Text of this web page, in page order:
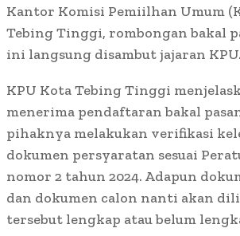
Kantor Komisi Pemiilhan Umum
Tebing Tinggi, rombongan bakal
ini langsung disambut jajaran KPU.
KPU Kota Tebing Tinggi
menerima pendaftaran bakal
pihaknya melakukan verifikasi
dokumen persyaratan sesuai
nomor 2 tahun 2024. Adapun
dan dokumen calon nanti akan
tersebut lengkap atau belum